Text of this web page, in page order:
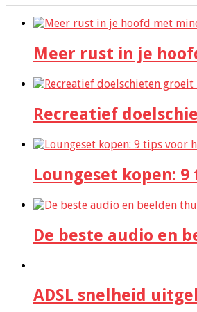
Meer rust in je
Recreatief
Loungeset kopen:
De beste audio en
ADSL snelheid